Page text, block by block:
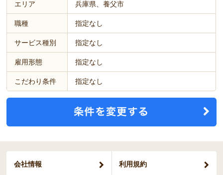
エリア 兵庫県、養父市
職種 指定なし
サービス種別 指定なし
雇用形態 指定なし
こだわり条件 指定なし
会社情報 利用規約